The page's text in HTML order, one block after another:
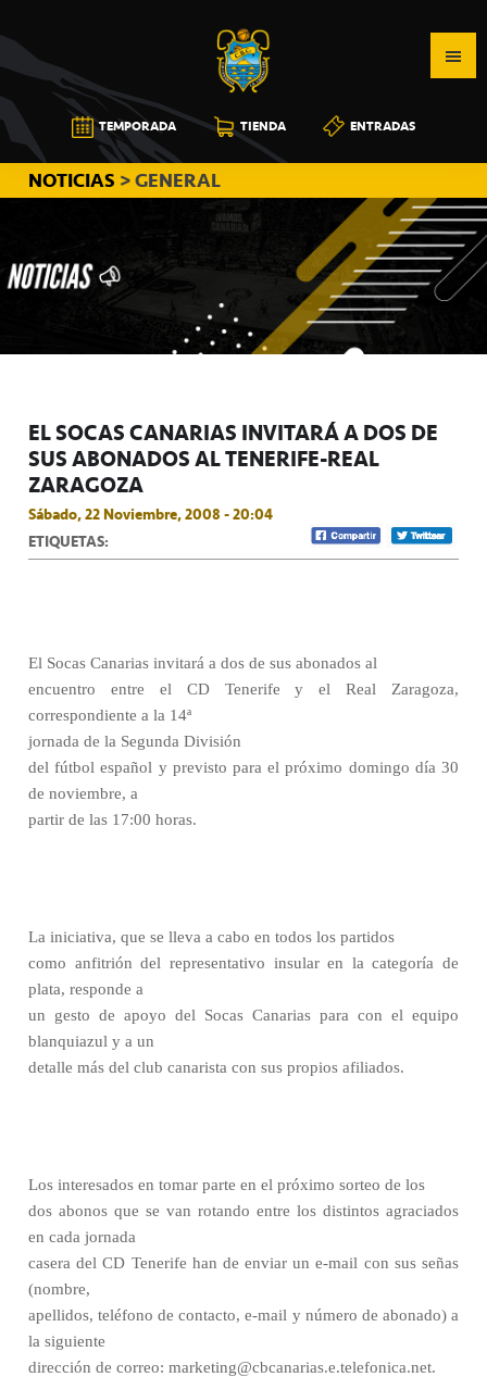
a
la
navegación
principal
al
contenido
principal
a
la
barra
lateral
principal
CB
CANARIAS
TEMPORADA TIENDA ENTRADAS
NOTICIAS > GENERAL
EL SOCAS CANARIAS INVITARÁ A DOS DE
SUS ABONADOS AL TENERIFE-REAL
ZARAGOZA
Sábado, 22 Noviembre, 2008 - 20:04
ETIQUETAS:
El Socas Canarias invitará a dos de sus abonados al
encuentro entre el CD Tenerife y el Real Zaragoza,
correspondiente a la 14ª
jornada de la Segunda División
del fútbol español y previsto para el próximo domingo día 30
de noviembre, a
partir de las 17:00 horas.
La iniciativa, que se lleva a cabo en todos los partidos
como anfitrión del representativo insular en la categoría de
plata, responde a
un gesto de apoyo del Socas Canarias para con el equipo
blanquiazul y a un
detalle más del club canarista con sus propios afiliados.
Los interesados en tomar parte en el próximo sorteo de los
dos abonos que se van rotando entre los distintos agraciados
en cada jornada
casera del CD Tenerife han de enviar un e-mail con sus señas
(nombre,
apellidos, teléfono de contacto, e-mail y número de abonado) a
la siguiente
dirección de correo: marketing@cbcanarias.e.telefonica.net.